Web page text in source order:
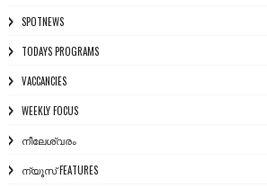
SPOTNEWS
TODAYS PROGRAMS
VACCANCIES
WEEKLY FOCUS
നീലേശ്വരം
ന്യൂസ് FEATURES